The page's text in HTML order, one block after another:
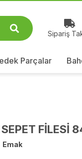
Sipariş
Parçalar
FİLESİ
Emak